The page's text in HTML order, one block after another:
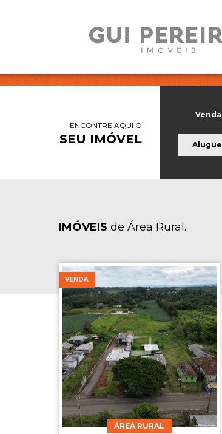
ENCONTRE AQUI O
SEU IMÓVEL
Venda
Aluguel
IMÓVEIS de Área Rural.
VENDA
ÁREA RURAL